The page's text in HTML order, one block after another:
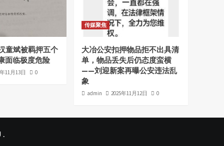
童斌被羁押五个
面临极度危险
11月13日 0
传媒聚焦
大冶公安扣押物品拒不出具清
单，物品丢失后仍态度蛮横
——刘迎新案再曝公安违法乱
象
admin 2025年11月12日 0
.